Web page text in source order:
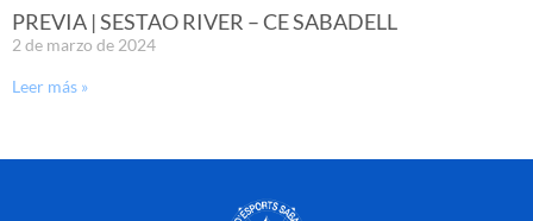
PREVIA | SESTAO RIVER – CE SABADELL
2 de marzo de 2024
Leer más »